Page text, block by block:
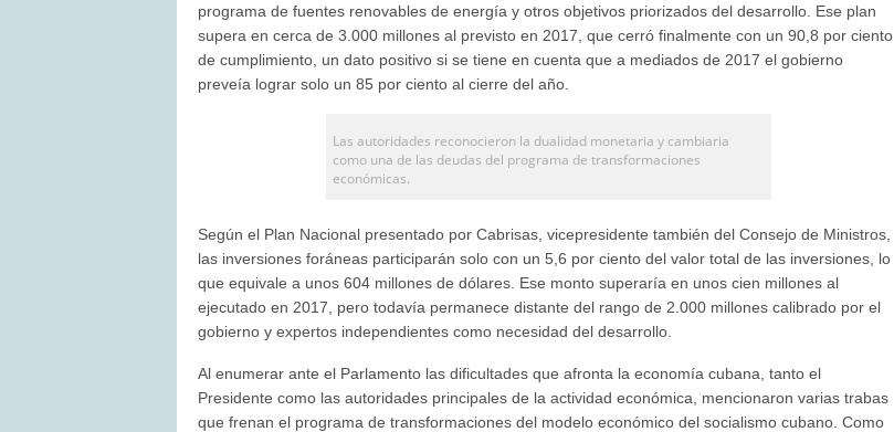
programa de fuentes renovables de energía y otros objetivos priorizados del desarrollo. Ese plan
supera en cerca de 3.000 millones al previsto en 2017, que cerró finalmente con un 90,8 por ciento
de cumplimiento, un dato positivo si se tiene en cuenta que a mediados de 2017 el gobierno
preveía lograr solo un 85 por ciento al cierre del año.
Las autoridades reconocieron la dualidad monetaria y cambiaria
como una de las deudas del programa de transformaciones
económicas.
Según el Plan Nacional presentado por Cabrisas, vicepresidente también del Consejo de Ministros,
las inversiones foráneas participarán solo con un 5,6 por ciento del valor total de las inversiones, lo
que equivale a unos 604 millones de dólares. Ese monto superaría en unos cien millones al
ejecutado en 2017, pero todavía permanece distante del rango de 2.000 millones calibrado por el
gobierno y expertos independientes como necesidad del desarrollo.
Al enumerar ante el Parlamento las dificultades que afronta la economía cubana, tanto el
Presidente como las autoridades principales de la actividad económica, mencionaron varias trabas
que frenan el programa de transformaciones del modelo económico del socialismo cubano. Como